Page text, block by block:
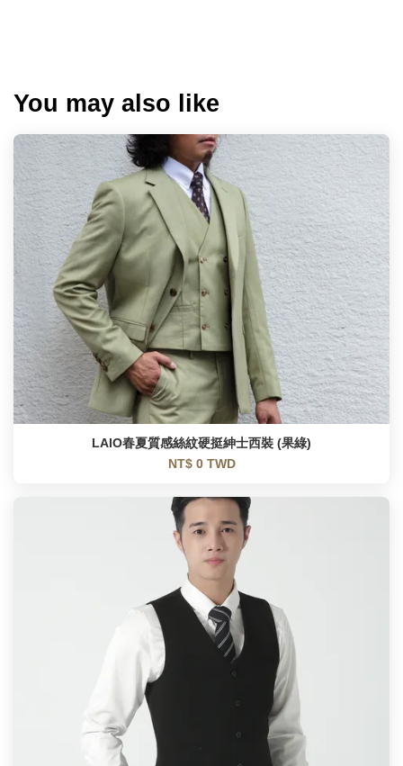
You may also like
LAIO春夏質感絲紋硬挺紳士西裝 (果綠)
NT$ 0 TWD